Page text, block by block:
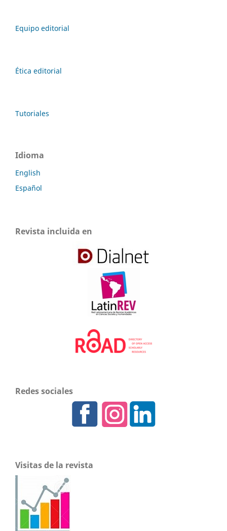
Equipo editorial
Ética editorial
Tutoriales
Idioma
English
Español
Revista incluida en
Redes sociales
Visitas de la revista